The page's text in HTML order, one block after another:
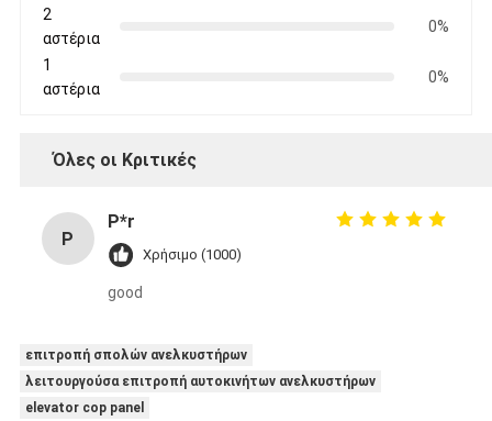
2
αστέρια
0%
1
αστέρια
0%
Όλες οι Κριτικές
P
P*r
Χρήσιμο (1000)
good
επιτροπή σπολών ανελκυστήρων
λειτουργούσα επιτροπή αυτοκινήτων ανελκυστήρων
elevator cop panel